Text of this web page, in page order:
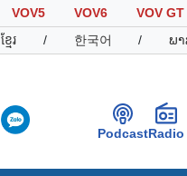
VOV5 VOV6
VOV GT
ខ្មែរ / 한국어 / ພ
PodcastRadio